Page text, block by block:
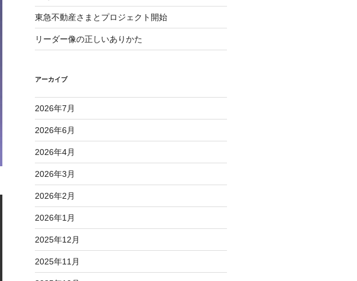
東急不動産さまとプロジェクト開始
リーダー像の正しいありかた
アーカイブ
2026年7月
2026年6月
2026年4月
2026年3月
2026年2月
2026年1月
2025年12月
2025年11月